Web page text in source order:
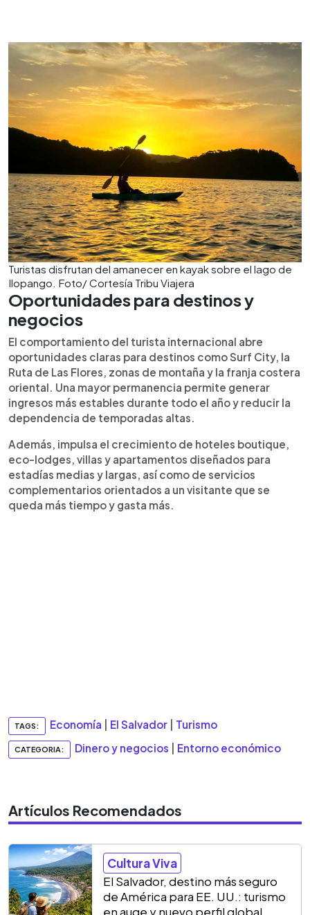
Turistas disfrutan del amanecer en kayak sobre el lago de
Ilopango. Foto/ Cortesía Tribu Viajera
Oportunidades para destinos y
negocios
El comportamiento del turista internacional abre
oportunidades claras para destinos como Surf City, la
Ruta de Las Flores, zonas de montaña y la franja costera
oriental. Una mayor permanencia permite generar
ingresos más estables durante todo el año y reducir la
dependencia de temporadas altas.
Además, impulsa el crecimiento de hoteles boutique,
eco-lodges, villas y apartamentos diseñados para
estadías medias y largas, así como de servicios
complementarios orientados a un visitante que se
queda más tiempo y gasta más.
TAGS: Economía El Salvador Turismo
CATEGORIA: Dinero y negocios Entorno económico
Artículos Recomendados
Cultura Viva
El Salvador, destino más seguro
de América para EE. UU.: turismo
en auge y nuevo perfil global